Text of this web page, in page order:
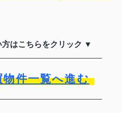
はこちらをクリック ▼
物件一覧へ進む